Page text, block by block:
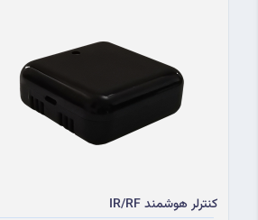
کنترلر هوشمند IR/RF